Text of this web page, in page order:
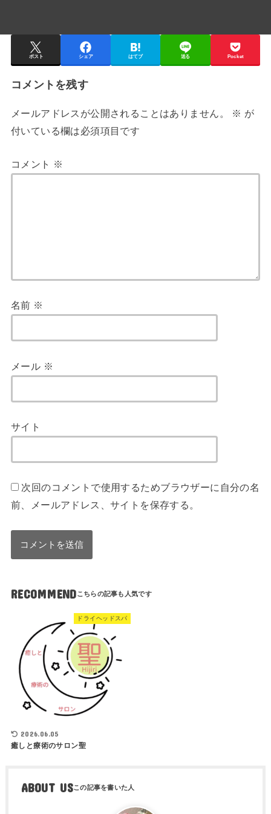
ポスト シェア はてブ 送る Pocket
コメントを残す
メールアドレスが公開されることはありません。 ※ が
付いている欄は必須項目です
コメント ※
名前 ※
メール ※
サイト
次回のコメントで使用するためブラウザーに自分の名
前、メールアドレス、サイトを保存する。
RECOMMEND
ドライヘッドスパ
2026.06.05
癒しと療術のサロン聖
ABOUT US